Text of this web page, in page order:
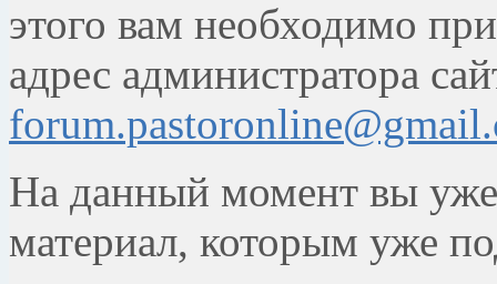
этого вам необходимо
адрес администратора
На данный момент вы уже
материал, которым уже